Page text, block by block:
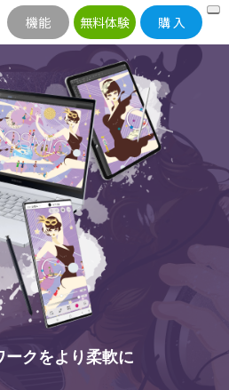
機能 無料体験 購 入
ークをより柔軟に